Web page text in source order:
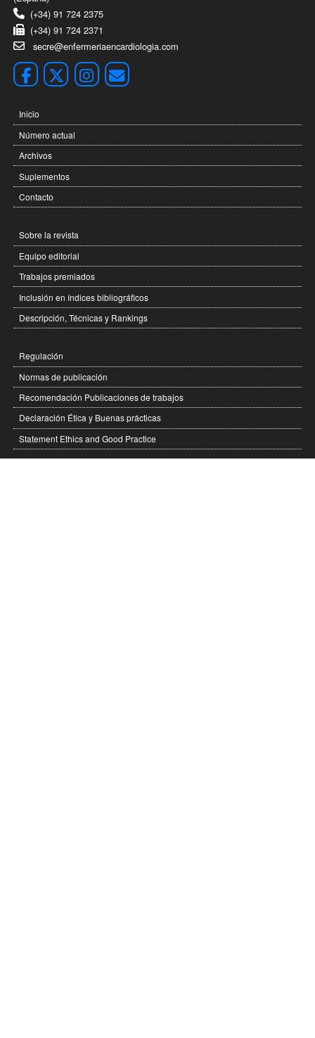
(+34) 91 724 2375
(+34) 91 724 2371
secre@enfermeriaencardiologia.com
Inicio
Número actual
Archivos
Suplementos
Contacto
Sobre la revista
Equipo editorial
Trabajos premiados
Inclusión en índices bibliográficos
Descripción, Técnicas y Rankings
Regulación
Normas de publicación
Recomendación Publicaciones de trabajos
Declaración Ética y Buenas prácticas
Statement Ethics and Good Practice